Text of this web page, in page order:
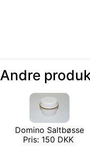
Andre
Domino Saltbøsse
Pris: 150 DKK